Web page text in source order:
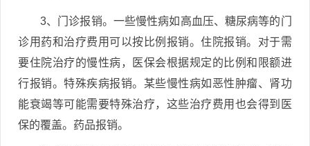
3、门诊报销。一些慢性病如高血压、糖尿病等的门
诊用药和治疗费用可以按比例报销。住院报销。对于需
要住院治疗的慢性病，医保会根据规定的比例和限额进
行报销。特殊疾病报销。某些慢性病如恶性肿瘤、肾功
能衰竭等可能需要特殊治疗，这些治疗费用也会得到医
保的覆盖。药品报销。